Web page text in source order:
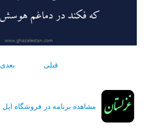
قبلی بعدی
مشاهده برنامه در فروشگاه اپل